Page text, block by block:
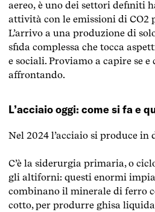
aereo, è uno dei settori definiti
attività con le emissioni di
L’arrivo a una produzione di
sfida complessa che tocca
e sociali. Proviamo a capire se e
affrontando.
L’acciaio oggi: come si fa e
Nel 2024 l’acciaio si produce in
C’è la siderurgia primaria, o
gli altiforni: questi enormi
combinano il minerale di ferro
cotto, per produrre ghisa